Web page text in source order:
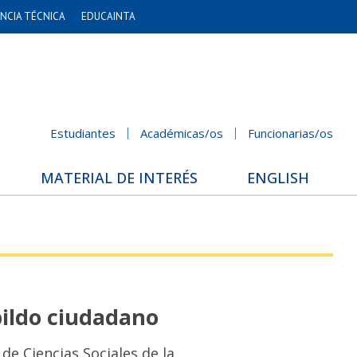
TÉCNICA EDUCAINTA
Estudiantes Académicas/os Funcionarias/os
MATERIAL DE INTERÉS ENGLISH
ciudadano
Ciencias Sociales de la